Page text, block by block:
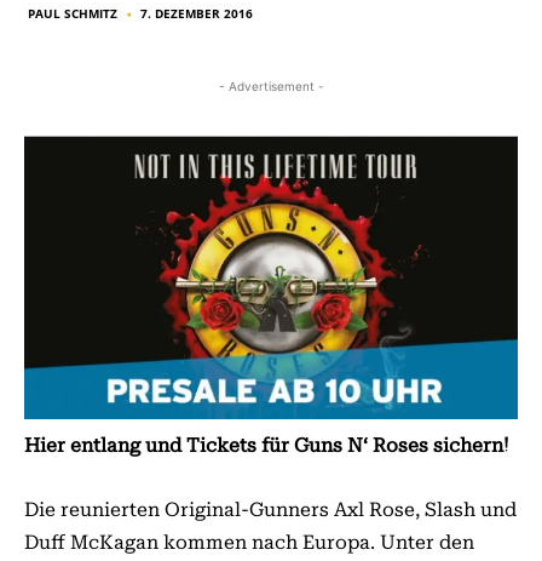
PAUL SCHMITZ ■ 7. DEZEMBER 2016
- Advertisement -
Hier entlang und Tickets für Guns N‘ Roses sichern!
Die reunierten Original-Gunners Axl Rose, Slash und
Duff McKagan kommen nach Europa. Unter den